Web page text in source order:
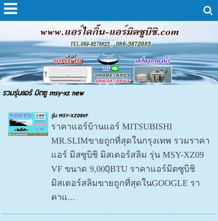
รวมรุ่นแอร์ มิตซู msy-xz new
รุ่น MSY-XZ09VF
ราคาแอร์บ้านแอร์ MITSUBISHI
MR.SLIMขายถูกที่สุดในกรุงเทพ รวมราคา
แอร์ มิสซูบิชิ มิสเตอร์สลิม รุ่น MSY-XZ09
VF ขนาด 9,000ฺBTU ราคาแอร์มิตซูบิชิ
มิสเตอร์สลิมขายถูกที่สุดในGOOGLE รา
คาแ...